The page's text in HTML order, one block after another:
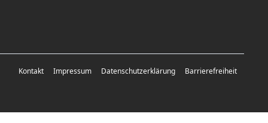
Kontakt Impressum Datenschutzerklärung Barrierefreiheit